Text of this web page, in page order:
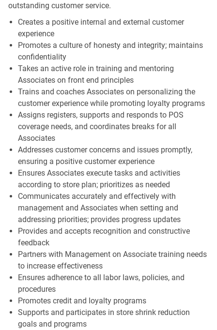
outstanding customer service.
Creates a positive internal and external customer
experience
Promotes a culture of honesty and integrity; maintains
confidentiality
Takes an active role in training and mentoring
Associates on front end principles
Trains and coaches Associates on personalizing the
customer experience while promoting loyalty programs
Assigns registers, supports and responds to POS
coverage needs, and coordinates breaks for all
Associates
Addresses customer concerns and issues promptly,
ensuring a positive customer experience
Ensures Associates execute tasks and activities
according to store plan; prioritizes as needed
Communicates accurately and effectively with
management and Associates when setting and
addressing priorities; provides progress updates
Provides and accepts recognition and constructive
feedback
Partners with Management on Associate training needs
to increase effectiveness
Ensures adherence to all labor laws, policies, and
procedures
Promotes credit and loyalty programs
Supports and participates in store shrink reduction
goals and programs